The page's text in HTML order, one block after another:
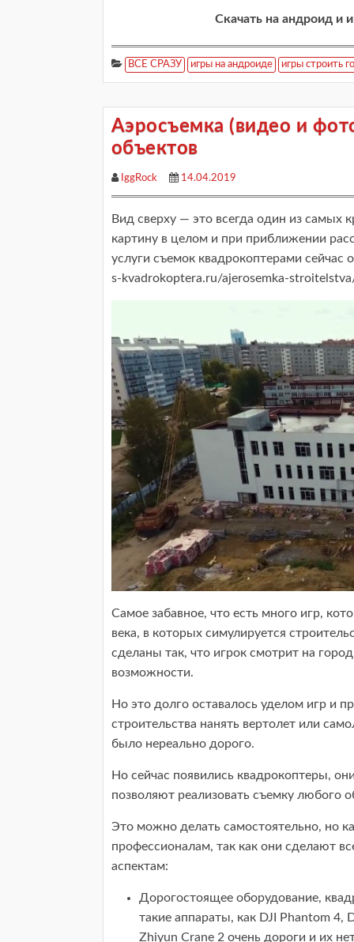
Скачать на андроид и
ВСЕ СРАЗУ игры на андроиде игры строить
Аэросъемка (видео и
объектов
IggRock 14.04.2019
Вид сверху — это всегда один из самых
картину в целом и при приближении
услуги съемок квадрокоптерами
s-kvadrokoptera.ru/ajerosemka-
Самое забавное, что есть много игр,
века, в которых симулируется
сделаны так, что игрок смотрит на
возможности.
Но это долго оставалось уделом игр и
строительства нанять вертолет или
было нереально дорого.
Но сейчас появились квадрокоптеры,
позволяют реализовать съемку любого
Это можно делать самостоятельно, но
профессионалам, так как они сделают
аспектам:
Дорогостоящее оборудование,
такие аппараты, как DJI Phantom 4,
Zhiyun Crane 2 очень дороги и их